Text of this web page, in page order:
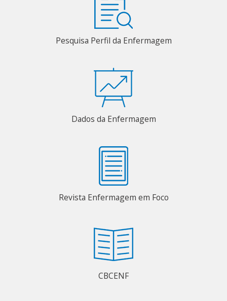
Pesquisa Perfil da Enfermagem
Dados da Enfermagem
Revista Enfermagem em Foco
CBCENF